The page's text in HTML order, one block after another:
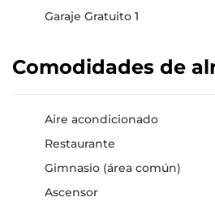
Garaje Gratuito 1
Comodidades de
Aire acondicionado
Restaurante
Gimnasio (área común)
Ascensor